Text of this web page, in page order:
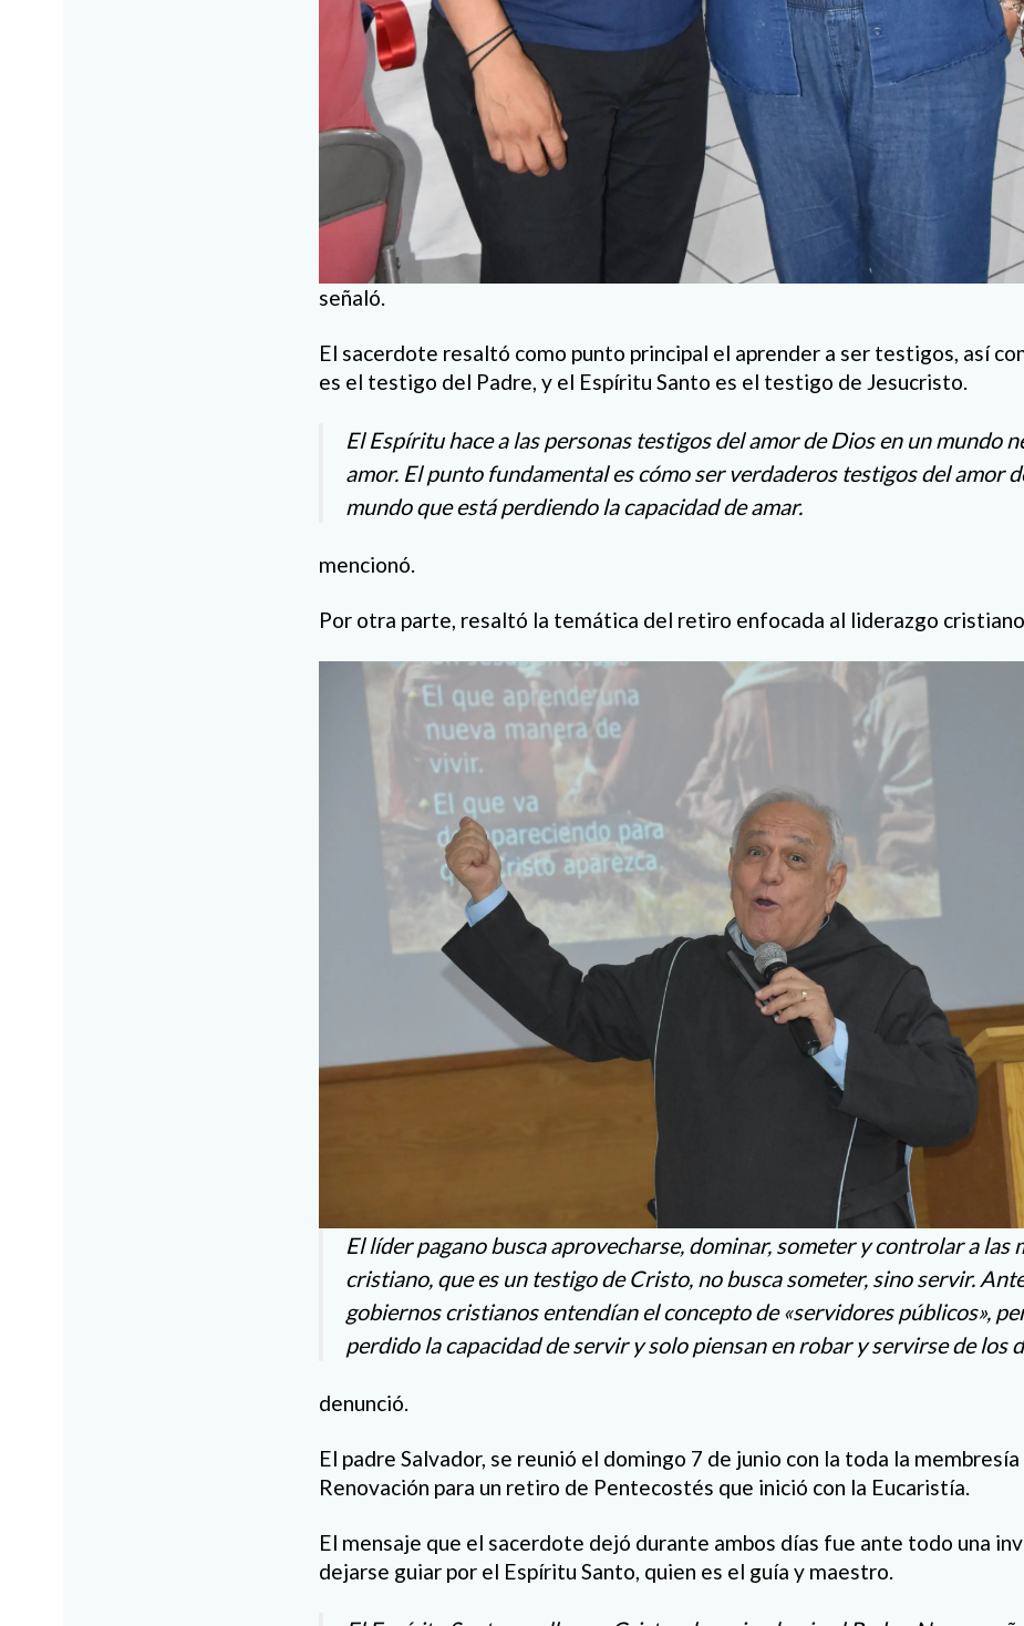
señaló.
El sacerdote resaltó como punto principal el aprender a ser testigos, así
es el testigo del Padre, y el Espíritu Santo es el testigo de Jesucristo.
El Espíritu hace a las personas testigos del amor de Dios en un mundo
amor. El punto fundamental es cómo ser verdaderos testigos del amor
mundo que está perdiendo la capacidad de amar.
mencionó.
Por otra parte, resaltó la temática del retiro enfocada al liderazgo
El líder pagano busca aprovecharse, dominar, someter y controlar a las
cristiano, que es un testigo de Cristo, no busca someter, sino servir.
gobiernos cristianos entendían el concepto de «servidores públicos»,
perdido la capacidad de servir y solo piensan en robar y servirse de los
denunció.
El padre Salvador, se reunió el domingo 7 de junio con la toda la membresía
Renovación para un retiro de Pentecostés que inició con la Eucaristía.
El mensaje que el sacerdote dejó durante ambos días fue ante todo una
dejarse guiar por el Espíritu Santo, quien es el guía y maestro.